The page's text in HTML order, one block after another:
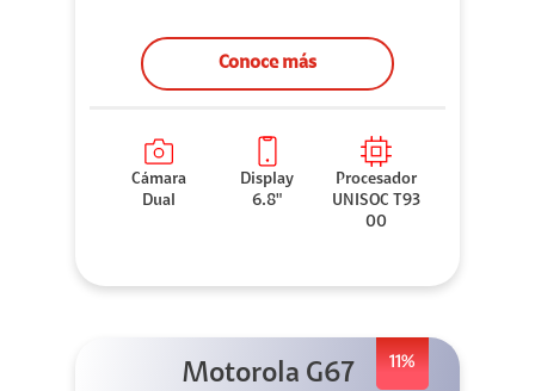
Conoce más
Cámara
Dual
Display
6.8"
Procesador
UNISOC T93
00
11%
Motorola G67